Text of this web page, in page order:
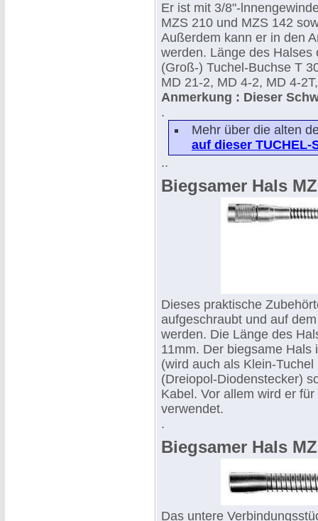
Er ist mit 3/8"-
MZS 210 und MZS 142
Außerdem kann er in den
werden. Länge des
(Groß-) Tuchel-Buchse T
MD 21-2, MD 4-2, MD 4-
Anmerkung : Dieser
.
Mehr über die alten
auf dieser TUCHEL-
..
Biegsamer Hals
Dieses praktische
aufgeschraubt und auf
werden. Die Länge des
11mm. Der biegsame
(wird auch als Klein-
(Dreiopol-Diodenstecker)
Kabel. Vor allem wird er
verwendet.
.
Biegsamer Hals
Das untere